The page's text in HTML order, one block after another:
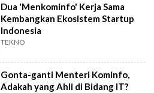
Dua 'Menkominfo' Kerja Sama
Kembangkan Ekosistem Startup
Indonesia
TEKNO
Gonta-ganti Menteri Kominfo,
Adakah yang Ahli di Bidang IT?